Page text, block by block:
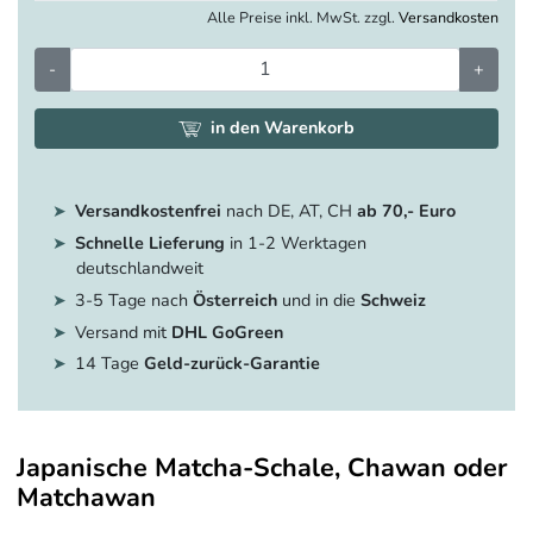
Alle Preise inkl. MwSt. zzgl. Versandkosten
- +
in den Warenkorb
Versandkostenfrei nach DE, AT, CH ab 70,- Euro
Schnelle Lieferung in 1-2 Werktagen
deutschlandweit
3-5 Tage nach Österreichund in die Schweiz
Versand mit DHL GoGreen
14 Tage Geld-zurück-Garantie
Japanische Matcha-Schale, Chawan oder
Matchawan